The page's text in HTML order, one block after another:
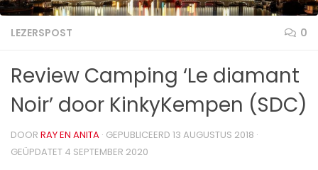
LEZERSPOST 0
Review Camping ‘Le diamant
Noir’ door KinkyKempen (SDC)
DOOR RAY EN ANITA · GEPUBLICEERD 13 AUGUSTUS 2018 ·
GEÜPDATET 4 SEPTEMBER 2020